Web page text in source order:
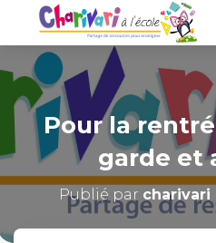
Pour la
garde et
Publié par charivari